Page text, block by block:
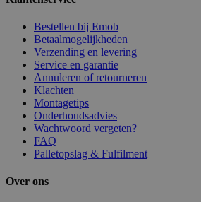
Bestellen bij Emob
Betaalmogelijkheden
Verzending en levering
Service en garantie
Annuleren of retourneren
Klachten
Montagetips
Onderhoudsadvies
Wachtwoord vergeten?
FAQ
Palletopslag & Fulfilment
Over ons